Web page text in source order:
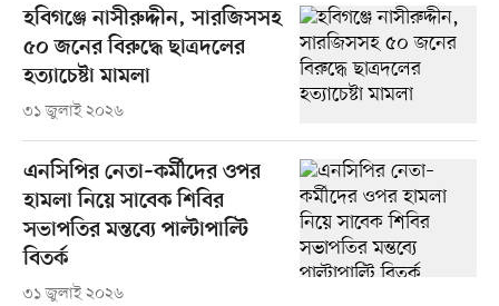
হবিগঞ্জে নাসীরুদ্দীন, সারজিসসহ
৫০ জনের বিরুদ্ধে ছাত্রদলের
হত্যাচেষ্টা মামলা
৩১ জুলাই ২০২৬
এনসিপির নেতা–কর্মীদের ওপর
হামলা নিয়ে সাবেক শিবির
সভাপতির মন্তব্যে পাল্টাপাল্টি
বিতর্ক
৩১ জুলাই ২০২৬